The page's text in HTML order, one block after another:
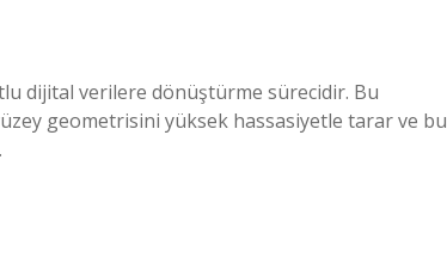
dijital verilere dönüştürme sürecidir. Bu
geometrisini yüksek hassasiyetle tarar ve bu